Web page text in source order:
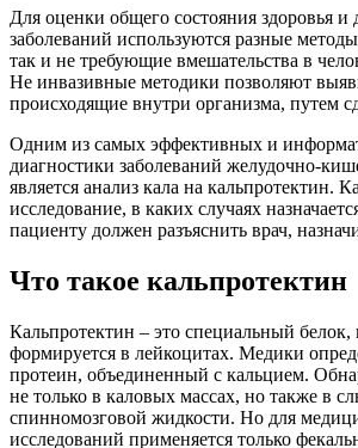
Для оценки общего состояния здоровья и
заболеваний используются разные
так и не требующие вмешательства в
Не инвазивные методики позволяют
происходящие внутри организма, путем
Одним из самых эффективных и
диагностики заболеваний желудочно-
является анализ кала на кальпротектин.
исследование, в каких случаях
пациенту должен разъяснить врач,
Что такое кальпротектин
Кальпротектин – это специальный белок,
формируется в лейкоцитах. Медики
протеин, объединенный с кальцием.
не только в каловых массах, но также в
спинномозговой жидкости. Но для
исследований применяется только